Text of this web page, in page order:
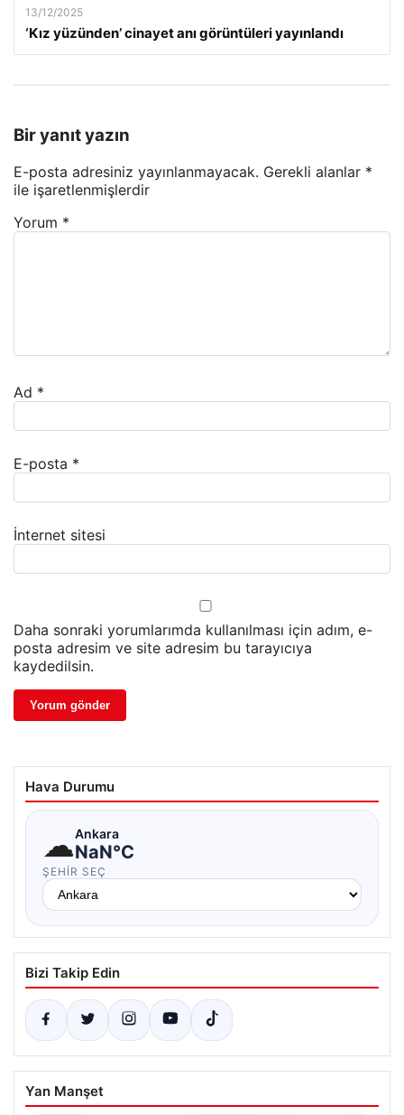
13/12/2025
‘Kız yüzünden’ cinayet anı görüntüleri yayınlandı
Bir yanıt yazın
E-posta adresiniz yayınlanmayacak. Gerekli alanlar *
ile işaretlenmişlerdir
Yorum *
Ad *
E-posta *
İnternet sitesi
Daha sonraki yorumlarımda kullanılması için adım, e-
posta adresim ve site adresim bu tarayıcıya
kaydedilsin.
Hava Durumu
☁Ankara
NaN°C
ŞEHIR SEÇ
Bizi Takip Edin
Yan Manşet